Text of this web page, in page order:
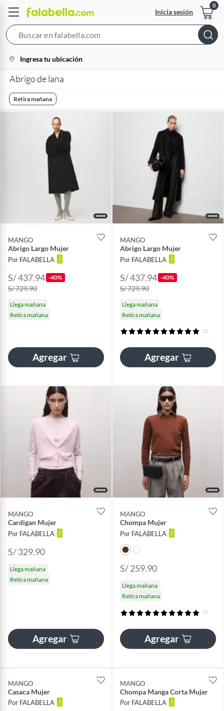
Inicia sesión
Bar
location-
icon
Ingresa tu ubicación
Abrigo de lana
Retira mañana
MANGO
Abrigo Largo Mujer
Por FALABELLA
S/ 437.94 -40%
S/ 729.90
Llega mañana
Retira mañana
Agregar
MANGO
Abrigo Largo Mujer
Por FALABELLA
S/ 437.94 -40%
S/ 729.90
Llega mañana
Retira mañana
(2)
Agregar
MANGO
Cardigan Mujer
Por FALABELLA
S/ 329.90
Llega mañana
Retira mañana
Agregar
MANGO
Chompa Mujer
Por FALABELLA
S/ 259.90
Llega mañana
Retira mañana
(1)
Agregar
MANGO
Casaca Mujer
Por FALABELLA
MANGO
Chompa Manga Corta Mujer
Por FALABELLA